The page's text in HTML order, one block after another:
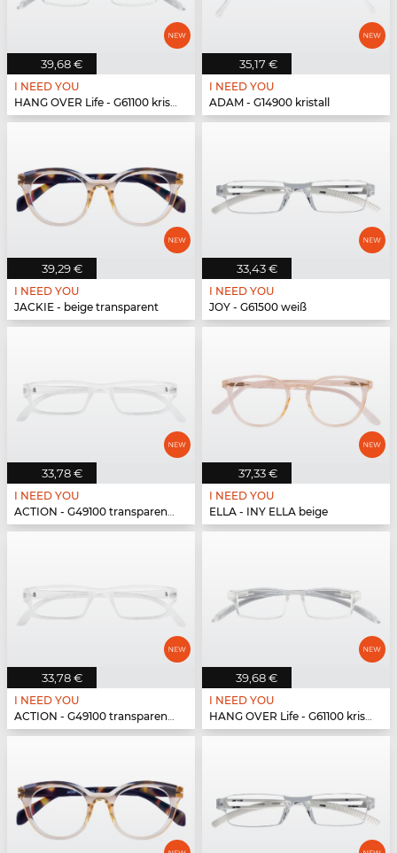
39,68 €
I NEED YOU
HANG OVER Life - G61100 kristall
35,17 €
I NEED YOU
ADAM - G14900 kristall
39,29 €
I NEED YOU
JACKIE - beige transparent
33,43 €
I NEED YOU
JOY - G61500 weiß
33,78 €
I NEED YOU
ACTION - G49100 transparent matt
37,33 €
I NEED YOU
ELLA - INY ELLA beige
33,78 €
I NEED YOU
ACTION - G49100 transparent matt
39,68 €
I NEED YOU
HANG OVER Life - G61100 kristall